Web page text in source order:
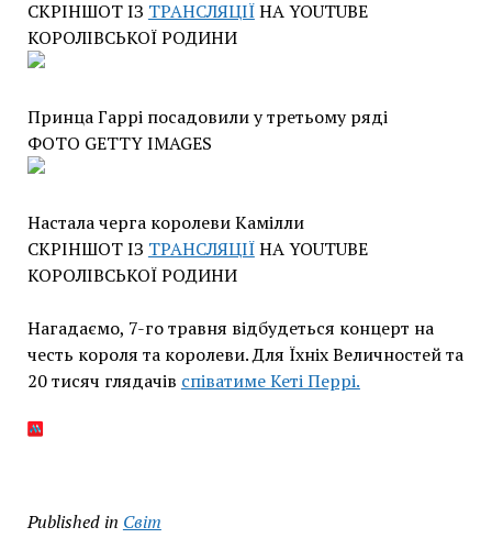
СКРІНШОТ ІЗ ТРАНСЛЯЦІЇНА YOUTUBE
КОРОЛІВСЬКОЇ РОДИНИ
Принца Гаррі посадовили у третьому ряді
ФОТО GETTY IMAGES
Настала черга королеви Камілли
СКРІНШОТ ІЗ ТРАНСЛЯЦІЇНА YOUTUBE
КОРОЛІВСЬКОЇ РОДИНИ
Нагадаємо, 7-го травня відбудеться концерт на
честь короля та королеви. Для Їхніх Величностей та
20 тисяч глядачів співатиме Кеті Перрі.
Published in Світ